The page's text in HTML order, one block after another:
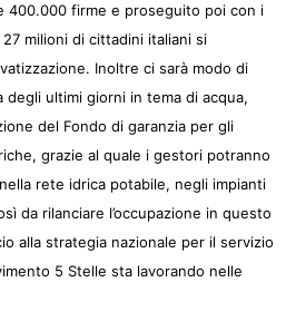
400.000 firme e proseguito poi con i
milioni di cittadini italiani si
Inoltre ci sarà modo di
ultimi giorni in tema di acqua,
del Fondo di garanzia per gli
grazie al quale i gestori potranno
rete idrica potabile, negli impianti
da rilanciare l’occupazione in questo
alla strategia nazionale per il servizio
5 Stelle sta lavorando nelle